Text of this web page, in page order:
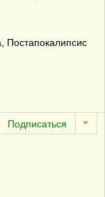
Постапокалипсис